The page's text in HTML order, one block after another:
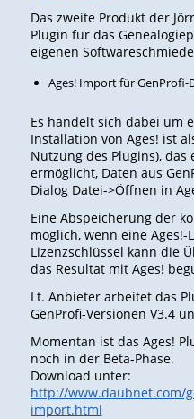
Das zweite Produkt der
Plugin für das
eigenen
Ages! Import für GenProfi-
Es handelt sich dabei um
Installation von Ages! ist
Nutzung des Plugins), das
ermöglicht, Daten aus
Dialog Datei->Öffnen in
Eine Abspeicherung der
möglich, wenn eine
Lizenzschlüssel kann die
das Resultat mit Ages!
Lt. Anbieter arbeitet das
GenProfi-Versionen V3.4
Momentan ist das Ages!
noch in der Beta-Phase.
Download unter:
http://www.daubnet.com/
import.html